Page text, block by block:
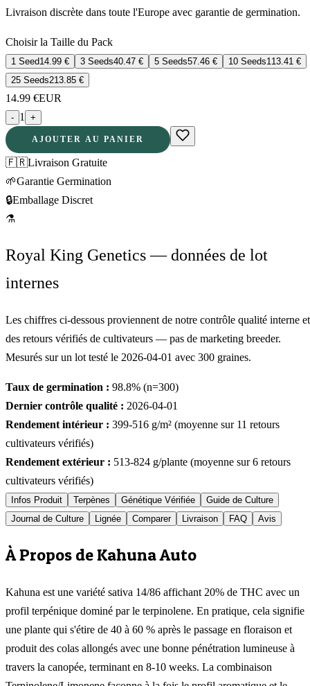
Livraison discrète dans toute l'Europe avec garantie de germination.
Choisir la Taille du Pack
1 Seed14.99 € 3 Seeds40.47 € 5 Seeds57.46 € 10 Seeds113.41 €
25 Seeds213.85 €
14.99 €EUR
- 1 +
AJOUTER AU PANIER
🇫🇷Livraison Gratuite
🌱Garantie Germination
🔒Emballage Discret
⚗
Royal King Genetics — données de lot
internes
Les chiffres ci-dessous proviennent de notre contrôle qualité interne et
des retours vérifiés de cultivateurs — pas de marketing breeder.
Mesurés sur un lot testé le 2026-04-01 avec 300 graines.
Taux de germination : 98.8% (n=300)
Dernier contrôle qualité : 2026-04-01
Rendement intérieur : 399-516 g/m² (moyenne sur 11 retours
cultivateurs vérifiés)
Rendement extérieur : 513-824 g/plante (moyenne sur6 retours
cultivateurs vérifiés)
Infos Produit Terpènes Génétique Vérifiée
Guide de Culture
Journal de Culture
Lignée Comparer Livraison FAQ Avis
À Propos de Kahuna Auto
Kahuna est une variété sativa 14/86 affichant 20% de THC avec un
profil terpénique dominé par le terpinolene. En pratique, cela signifie
une plante qui s'étire de 40 à 60 % après le passage en floraison et
produit des colas allongés avec une bonne pénétration lumineuse à
travers la canopée, terminant en 8-10 weeks. La combinaison